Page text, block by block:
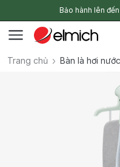
Bảo hành lên
Trang chủ Bàn là hơi nước